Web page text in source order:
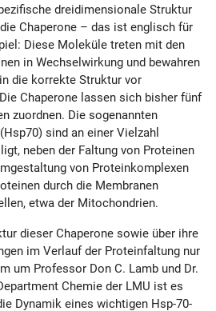
dreidimensionale Struktur
Chaperone – das ist englisch für
Diese Moleküle treten mit den
in Wechselwirkung und bewahren
die korrekte Struktur vor
Chaperone lassen sich bisher fünf
zuordnen. Die sogenannten
sind an einer Vielzahl
neben der Faltung von Proteinen
von Proteinkomplexen
durch die Membranen
etwa der Mitochondrien.
dieser Chaperone sowie über ihre
im Verlauf der Proteinfaltung nur
um Professor Don C. Lamb und Dr.
Chemie der LMU ist es
Dynamik eines wichtigen Hsp-70-